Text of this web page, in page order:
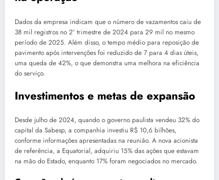
Dados da empresa indicam que o número de vazamentos caiu de
38 mil registros no 2º trimestre de 2024 para 29 mil no mesmo
período de 2025. Além disso, o tempo médio para reposição de
pavimento após intervenções foi reduzido de 7 para 4 dias úteis,
uma queda de 42%, o que demonstra uma melhora na eficiência
do serviço.
Investimentos e metas de expansão
Desde julho de 2024, quando o governo paulista vendeu 32% do
capital da Sabesp, a companhia investiu R$ 10,6 bilhões,
conforme informações apresentadas na reunião. A nova acionista
de referência, a Equatorial, adquiriu 15% das ações que estavam
na mão do Estado, enquanto 17% foram negociados no mercado.